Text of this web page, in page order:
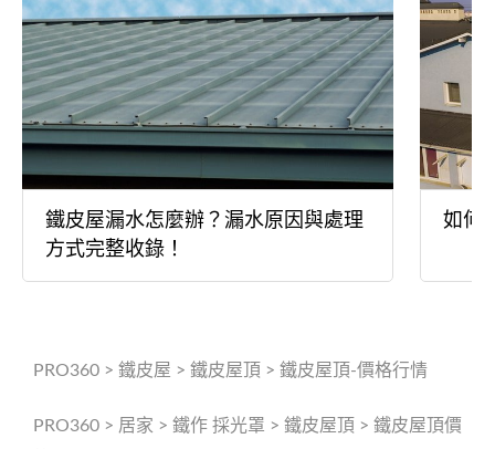
鐵皮屋漏水怎麼辦？漏水原因與處理
方式完整收錄！
如何
PRO360 > 鐵皮屋 > 鐵皮屋頂 > 鐵皮屋頂-價格行情
PRO360 > 居家 > 鐵作 採光罩 > 鐵皮屋頂 > 鐵皮屋頂價